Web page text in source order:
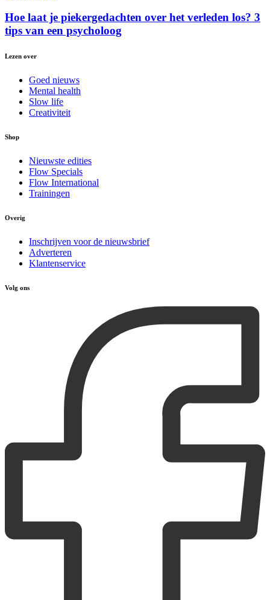
Hoe laat je piekergedachten over het verleden los? 3
tips van een psycholoog
Lezen over
Goed nieuws
Mental health
Slow life
Creativiteit
Shop
Nieuwste edities
Flow Specials
Flow International
Trainingen
Overig
Inschrijven voor de nieuwsbrief
Adverteren
Klantenservice
Volg ons